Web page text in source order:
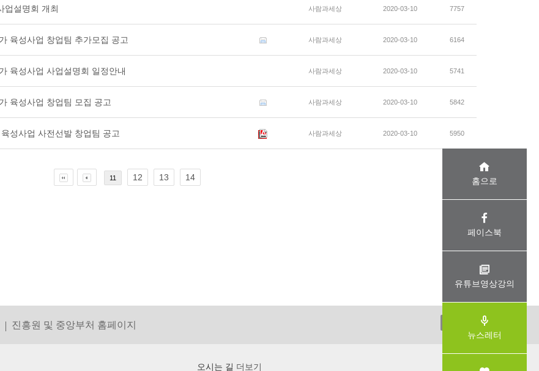
업설명회 개최 사람과세상 2020-03-10 7757
육성사업 창업팀 추가모집 공고 사람과세상 2020-03-10 6164
육성사업 사업설명회 일정안내 사람과세상 2020-03-10 5741
육성사업 창업팀 모집 공고 사람과세상 2020-03-10 5842
성사업 사전선발 창업팀 공고 사람과세상 2020-03-10 5950
11 12 13 14 홈으로
페이스북
유튜브영상강의
뉴스레터
진흥원 및 중앙부처 홈페이지
오시는 길 더보기